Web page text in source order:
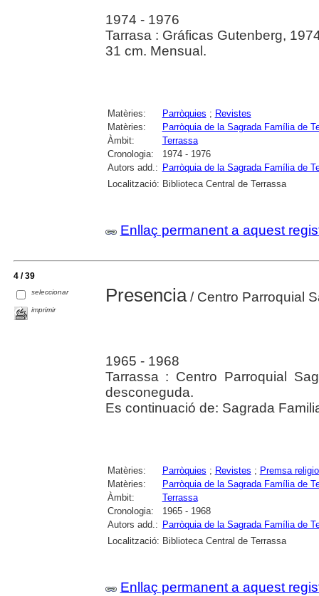
1974 - 1976
Tarrasa : Gráficas Gutenberg,
31 cm. Mensual.
Matèries: Parròquies ; Revistes
Matèries:
Parròquia de la Sagrada Família de
Àmbit:
Terrassa
Cronologia:
1974 - 1976
Autors add.: Parròquia de la Sagrada Família de
Localització: Biblioteca Central de Terrassa
Enllaç permanent a aquest
4 / 39
seleccionar
imprimir
Presencia/ Centro Parroquial
1965 - 1968
Tarrassa : Centro Parroquial
desconeguda.
Es continuació de: Sagrada
Matèries: Parròquies ; Revistes ; Premsa
Matèries:
Parròquia de la Sagrada Família de
Àmbit:
Terrassa
Cronologia:
1965 - 1968
Autors add.: Parròquia de la Sagrada Família de
Localització: Biblioteca Central de Terrassa
Enllaç permanent a aquest